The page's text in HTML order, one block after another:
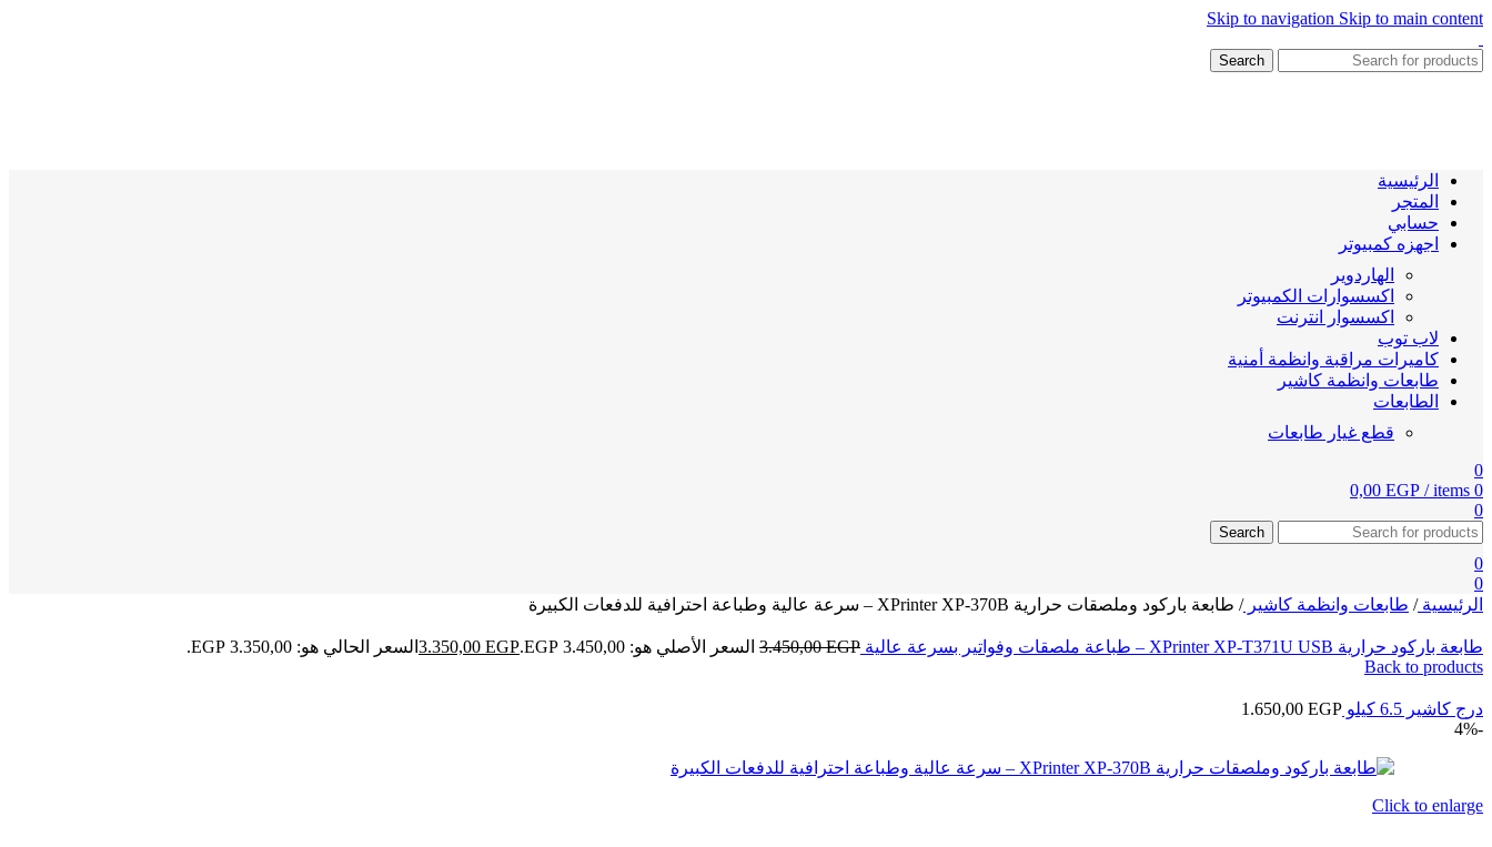
Skip to navigation Skip to main content
Search
الرئيسية
المتجر
حسابي
اجهزه كمبيوتر
الهاردوير
اكسسوارات الكمبيوتر
اكسسوار انترنت
لاب توب
كاميرات مراقبة وانظمة أمنية
طابعات وانظمة كاشير
الطابعات
قطع غيار طابعات
0
0
items
/
0,00 EGP
0
Search
0
0
الرئيسية/ طابعات وانظمة كاشير/ طابعة باركود وملصقات حرارية XPrinter XP-370B – سرعة عالية وطباعة احترافية للدفعات الكبيرة
طابعة باركود حرارية XPrinter XP-T371U USB – طباعة ملصقات وفواتير بسرعة عالية 3.450,00EGP السعر الأصلي هو: 3.450,00 EGP. 3.350,00 EGP
السعر الحالي هو: 3.350,00 EGP.
Back to products
درج كاشير 6.5 كيلو 1.650,00 EGP
-4%
Click to enlarge